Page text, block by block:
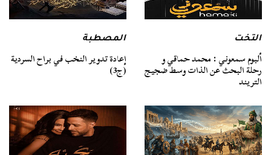
التخت
ألبوم سمعوني : محمد حماقي و
رحلة البحث عن الذات وسط ضجيج
التريند
المصطبة
إعادة تدوير النخب في براح السردية
(ج3)